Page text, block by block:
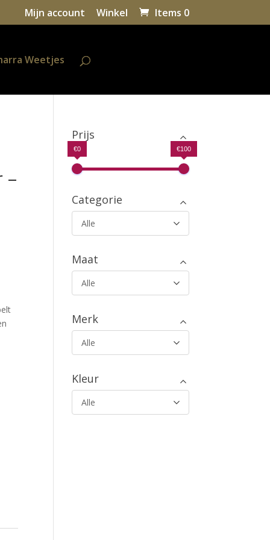
Mijn account Winkel Items 0
Weetjes
–
Prijs
€0 €100
Categorie
Alle
Maat
Alle
Merk
Alle
Kleur
Alle